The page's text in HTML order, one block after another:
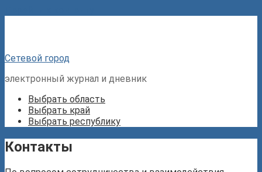
Сетевой город
электронный журнал и дневник
Выбрать область
Выбрать край
Выбрать республику
Контакты